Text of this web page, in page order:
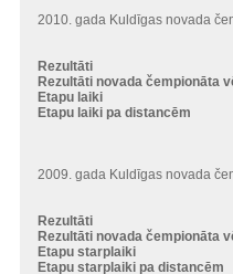
2010. gada Kuldīgas novada
Rezultāti
Rezultāti novada čempionāta
Etapu laiki
Etapu laiki pa distancēm
2009. gada Kuldīgas novada
Rezultāti
Rezultāti novada čempionāta
Etapu starplaiki
Etapu starplaiki pa distancēm